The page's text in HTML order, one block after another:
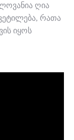
ღია
რათა
იყოს